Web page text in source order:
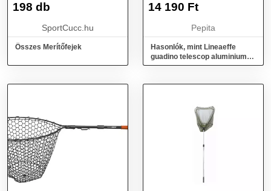
198 db
SportCucc.hu
Összes Merítőfejek
14 190 Ft
Pepita
Hasonlók, mint Lineaeffe
guadino telescop aluminium
merítőháló 3,0m